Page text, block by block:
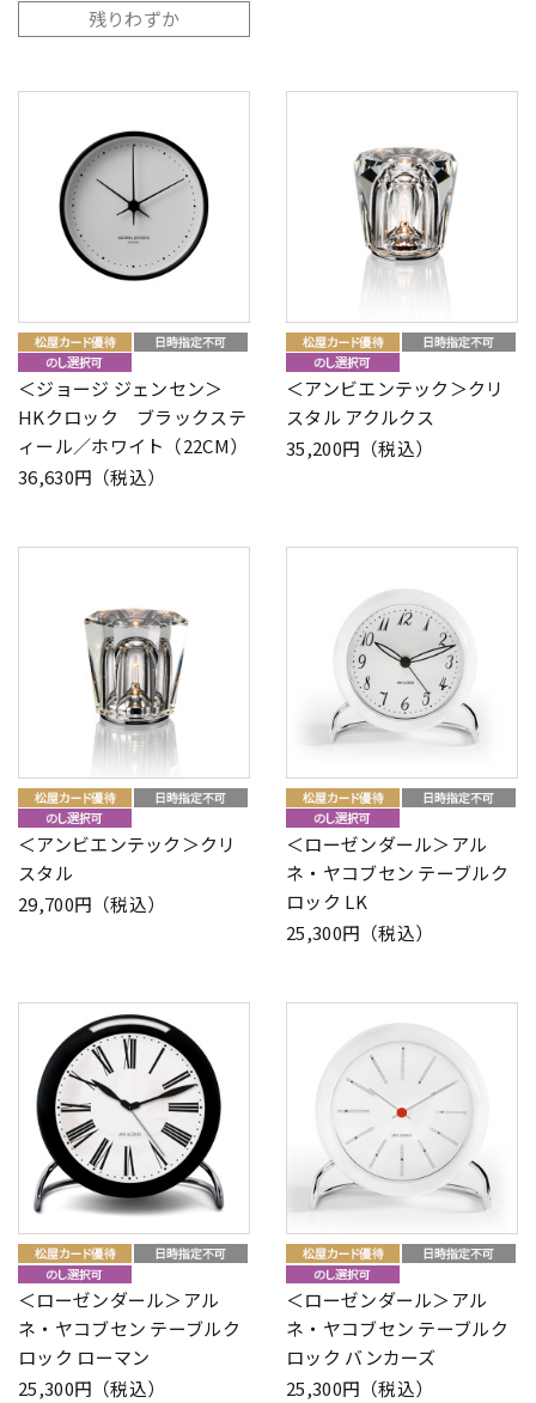
残りわずか
＜ジョージ ジェンセン＞
HKクロック ブラックステ
ィール／ホワイト（22CM）
36,630円（税込）
＜アンビエンテック＞クリ
スタル アクルクス
35,200円（税込）
＜アンビエンテック＞クリ
スタル
29,700円（税込）
＜ローゼンダール＞アル
ネ・ヤコブセン テーブルク
ロック LK
25,300円（税込）
＜ローゼンダール＞アル
ネ・ヤコブセン テーブルク
ロック ローマン
25,300円（税込）
＜ローゼンダール＞アル
ネ・ヤコブセン テーブルク
ロック バンカーズ
25,300円（税込）